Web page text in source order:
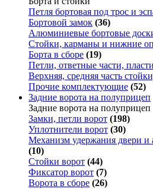
Петля бортовая под трос и
Бортовой замок (36)
Алюминиевые бортовые
Стойки, карманы и нижние
Борта в сборе (19)
Петли, ответные части,
Верхняя, средняя часть
Прочие комплектующие (52)
Задние ворота на полуприцеп
Задние ворота на полуприцеп
Замки, петли ворот (198)
Уплотнители ворот (30)
Механизм удержания двери и
(10)
Стойки ворот (44)
Фиксатор ворот (7)
Ворота в сборе (26)